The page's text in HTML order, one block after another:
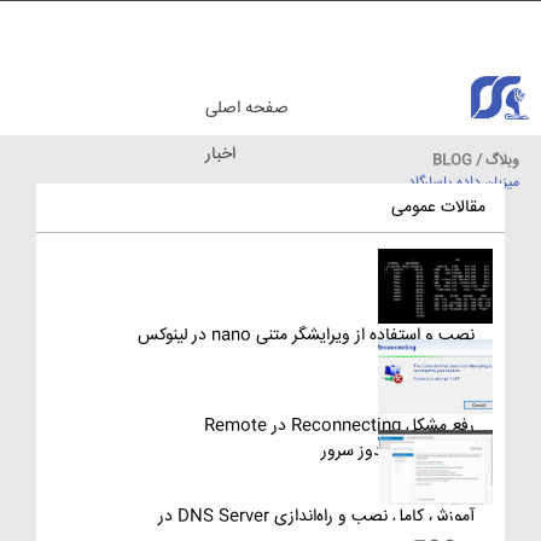
وبلاگ / BLOG
میزبان داده پاسارگاد
صفحه اصلی
اخبار
مقالات عمومی
نصب و استفاده از ویرایشگر متنی nano در لینوکس
رفع مشکل Reconnecting در Remote
Desktop ویندوز سرور
آموزش کامل نصب و راه‌اندازی DNS Server در